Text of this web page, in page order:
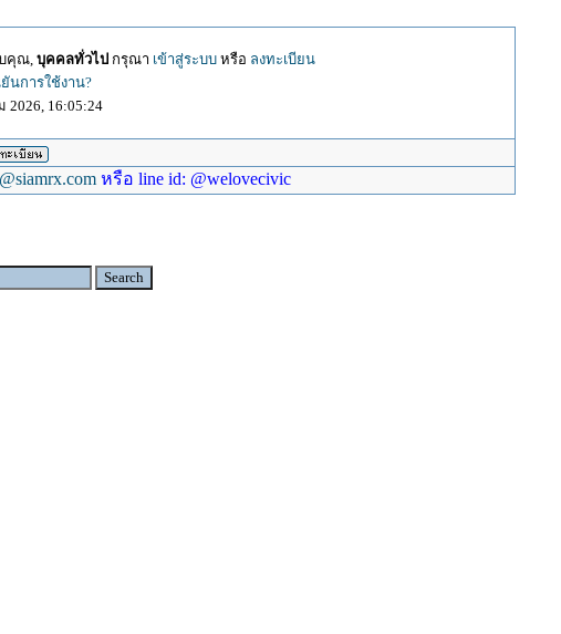
คุณ, บุคคลทั่วไป กรุณา เข้าสู่ระบบหรือ ลงทะเบียน
นการใช้งาน?
2026, 16:05:24
หรือ line id: @welovecivic